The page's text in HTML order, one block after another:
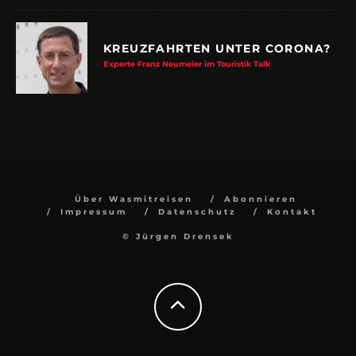
KREUZFAHRTEN UNTER CORONA?
Experte Franz Neumeier im Touristik Talk
Über Wasmitreisen
Abonnieren
Impressum
Datenschutz Kontakt
© Jürgen Drensek